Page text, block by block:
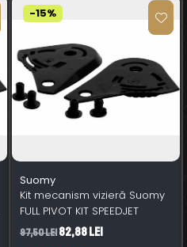
-15%
Suomy
Kit mecanism vizieră Suomy
FULL PIVOT KIT SPEEDJET
97,50 Lei82,88 Lei